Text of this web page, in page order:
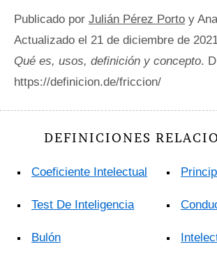
Publicado por Julián Pérez Porto y
Actualizado el 21 de diciembre de
Qué es, usos, definición y concepto.
https://definicion.de/friccion/
DEFINICIONES
Coeficiente Intelectual
Test De Inteligencia
Bulón